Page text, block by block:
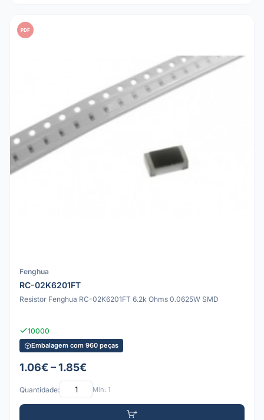
PDF
Fenghua
RC-02K6201FT
Resistor Fenghua RC-02K6201FT 6.2k Ohms 0.0625W SMD
10000
Embalagem com 960 peças
1.06€ – 1.85€
Quantidade: Mín: 1